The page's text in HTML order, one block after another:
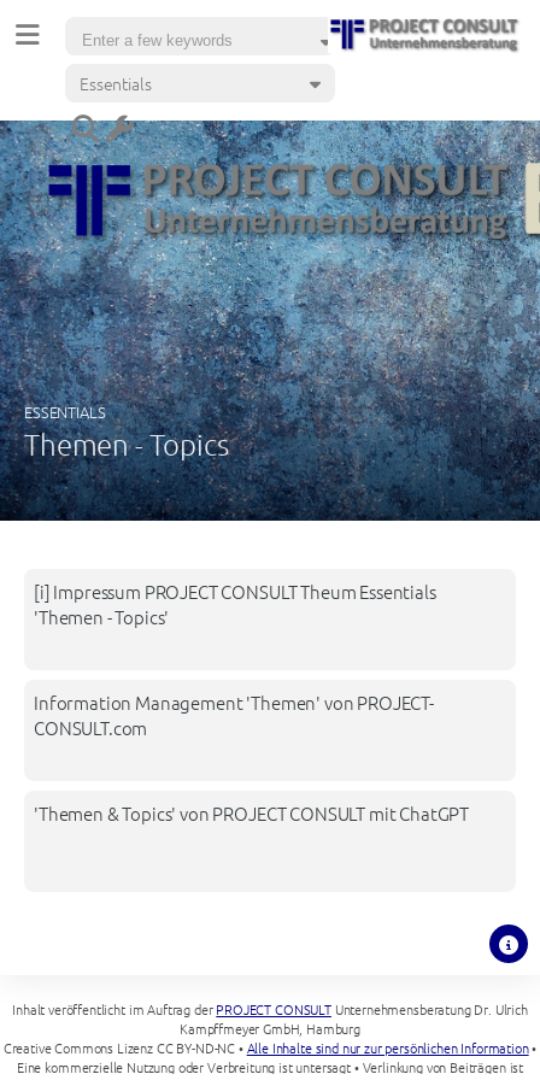
Essentials
ESSENTIALS
Themen - Topics
end of current topic, jump to subtopic list with TAB, go to
[i] Impressum PROJECT CONSULT Theum Essentials
'Themen - Topics'
Information Management 'Themen' von PROJECT-
CONSULT.com
'Themen & Topics' von PROJECT CONSULT mit ChatGPT
Inhalt veröffentlicht im Auftrag derPROJECT CONSULTUnternehmensberatung Dr. Ulrich
Kampffmeyer GmbH, Hamburg
Creative Commons Lizenz CC BY-ND-NC •Alle Inhalte sind nur zur persönlichen Information•
Eine kommerzielle Nutzung oder Verbreitung ist untersagt • Verlinkung von Beiträgen ist